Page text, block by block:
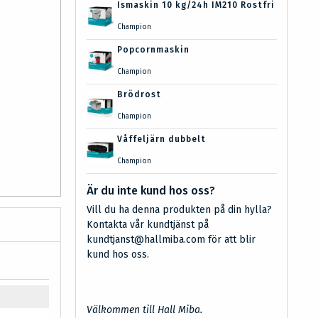
Ismaskin 10 kg/24h IM210 Rostfri
Champion
Popcornmaskin
Champion
Brödrost
Champion
Våffeljärn dubbelt
Champion
Är du inte kund hos oss?
Vill du ha denna produkten på din hylla?
Kontakta vår kundtjänst på
kundtjanst@hallmiba.com för att blir
kund hos oss.
Välkommen till Hall Miba.